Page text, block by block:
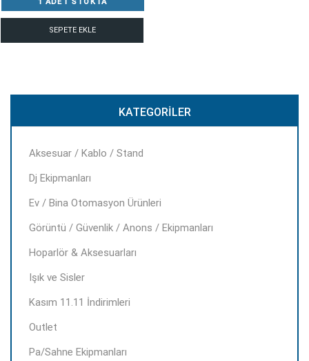
1 ADET STOKTA
SEPETE EKLE
KATEGORILER
Aksesuar / Kablo / Stand
Dj Ekipmanları
Ev / Bina Otomasyon Ürünleri
Görüntü / Güvenlik / Anons / Ekipmanları
Hoparlör & Aksesuarları
Işık ve Sisler
Kasım 11.11 İndirimleri
Outlet
Pa/Sahne Ekipmanları